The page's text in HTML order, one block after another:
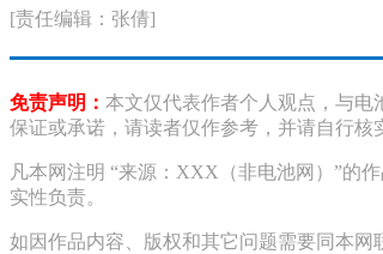
[责任编辑：张倩]
免责声明： 本文仅代表作者个人观点，与电
保证或承诺，请读者仅作参考，并请自行核
凡本网注明 “来源：XXX（非电池网）”的
实性负责。
如因作品内容、版权和其它问题需要同本网